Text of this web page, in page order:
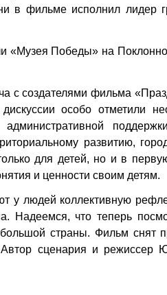
в фильме исполнил лидер
«Музея Победы» на
с создателями фильма
особо отметили
развитию,
для детей, но и в
и ценности своим детям.
у людей коллективную
Надеемся, что теперь
страны. Фильм снят
сценария и режиссер